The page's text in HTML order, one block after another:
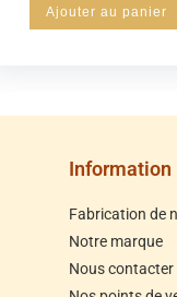
Ajouter au panier
Information
Fabrication de
Notre marque
Nous contacter